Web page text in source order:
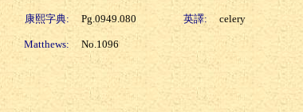
康熙字典: Pg.0949.080 英譯: celery
Matthews: No.1096